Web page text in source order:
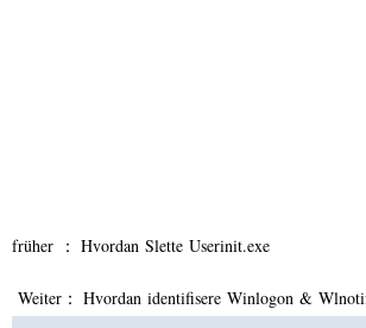
früher ： Hvordan Slette Userinit.exe
Weiter： Hvordan identifisere Winlogon &